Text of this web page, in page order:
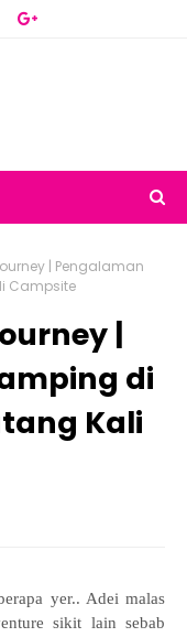
| Pengalaman
Campsite
|
di
Kali
yer.. Adei malas
sikit lain sebab